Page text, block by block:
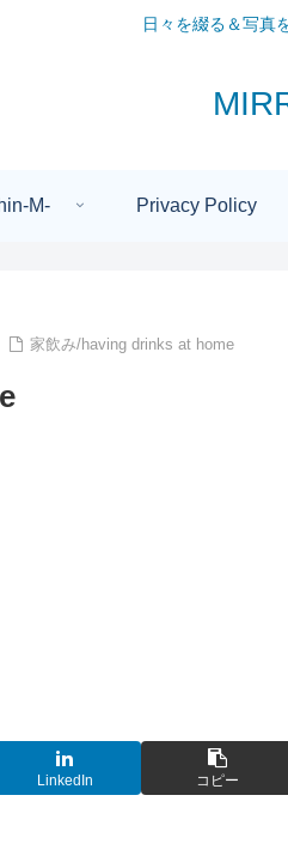
日々を綴る＆写真
M- Privacy Policy
家飲み/having drinks at home
LinkedIn コピー